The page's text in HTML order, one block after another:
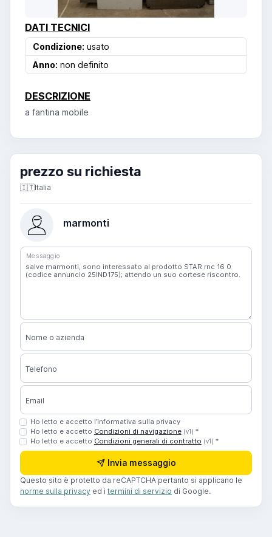
DATI TECNICI
Condizione: usato
Anno: non definito
DESCRIZIONE
a fantina mobile
prezzo su richiesta
🇮🇹Italia
marmonti
Messaggio
Nome o azienda
Telefono
Email
Ho letto e accetto l’informativa sulla privacy
Ho letto e accetto Condizioni di navigazione (v1) *
Ho letto e accetto Condizioni generali di contratto (v1) *
Invia messaggio
Questo sito è protetto da reCAPTCHA pertanto si applicano le
norme sulla privacy ed i termini di servizio di Google.